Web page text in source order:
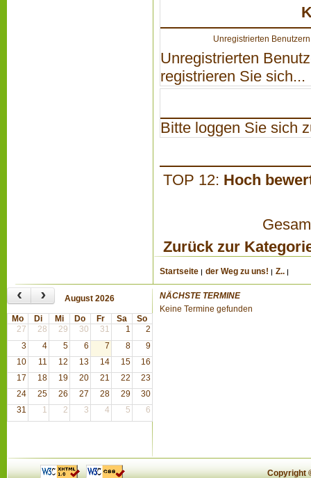
Unregistrierten
Unregistrierten
registrieren Sie sich...
Bitte loggen Sie sich
TOP 12: Hoch
Zurück zur
Startseite der Weg zu uns! Z..
‹ › August 2026
Mo Di Mi Do Fr Sa
So
27
28 29 30 31 1
2
3
4 5 6 7 8
9
10
11 12 13 14 15
16
17
18 19 20 21 22
23
24
25 26 27 28 29
30
31
1 2 3 4 5 6
NÄCHSTE TERMINE
Keine Termine gefunden
Copyright